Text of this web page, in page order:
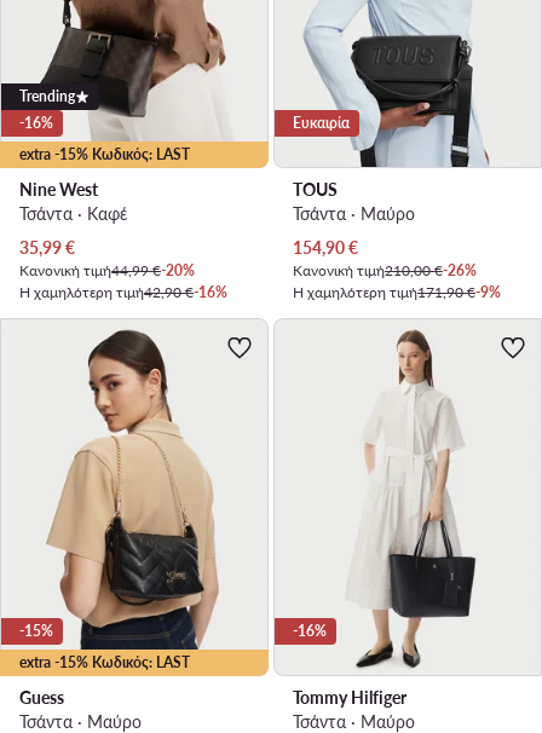
extra -15% Κωδικός: LAST
Trending
-16%
Nine West
Τσάντα · Καφέ
Τρέχουσα τιμή
35,99€
Κανονική τιμή44,99 €-20%
Η χαμηλότερη τιμή42,90 €-16%
Ευκαιρία
TOUS
Τσάντα · Μαύρο
Τρέχουσα τιμή
154,90€
Κανονική τιμή210,00 €-26%
Η χαμηλότερη τιμή171,90 €-9%
extra -15% Κωδικός: LAST
-15%
Guess
Τσάντα · Μαύρο
-16%
Tommy Hilfiger
Τσάντα · Μαύρο